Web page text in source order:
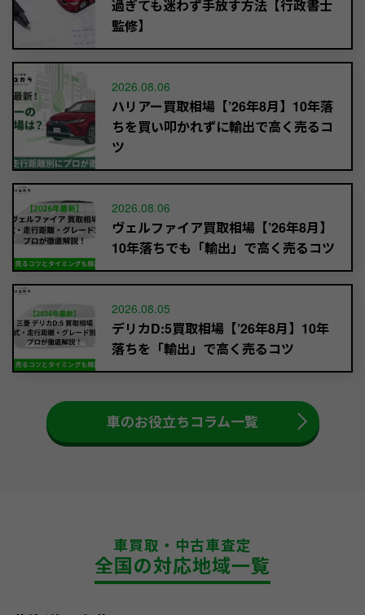
過ぎても迷わず手放す方法【行政書士
監修】
2026.08.06
ハリアー買取相場【’26年8月】10年落
ちを買い叩かれずに輸出で高く売るコ
ツ
2026.08.06
ヴェルファイア買取相場【’26年8月】
10年落ちでも「輸出」で高く売るコツ
2026.08.05
デリカD:5買取相場【’26年8月】10年
落ちを「輸出」で高く売るコツ
車のお役立ちコラム一覧
車買取・中古車査定
全国の対応地域一覧